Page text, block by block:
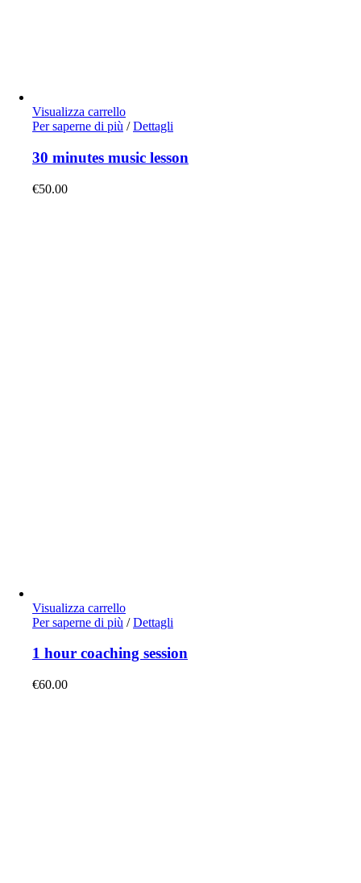
Visualizza carrello
Per saperne di più / Dettagli
30 minutes music lesson
€50.00
Visualizza carrello
Per saperne di più / Dettagli
1 hour coaching session
€60.00